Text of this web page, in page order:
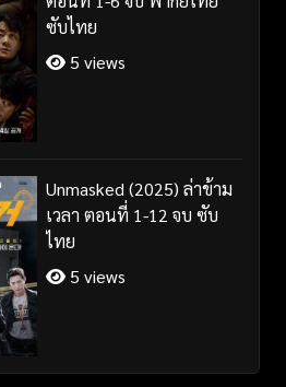
ซับไทย
5 views
Unmasked (2025) ล่าข้าม
เวลา ตอนที่ 1-12 จบ ซับ
ไทย
5 views